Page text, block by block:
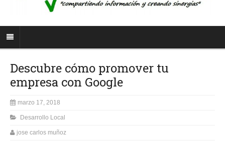
Descubre cómo promover tu
empresa con Google
marzo 17, 2018
Desarrollo Local
jose carlos muñoz